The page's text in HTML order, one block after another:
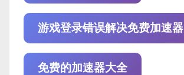
游戏登录错误解决免费加速器
免费的加速器大全